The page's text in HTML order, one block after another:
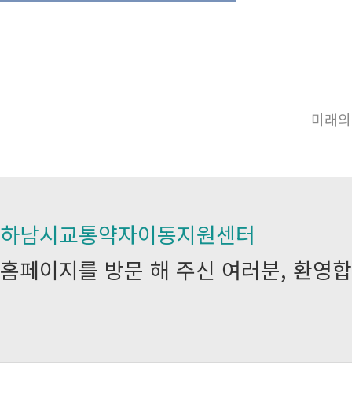
미래
하남시교통약자이동지원센터
홈페이지를 방문 해 주신 여러분, 환영